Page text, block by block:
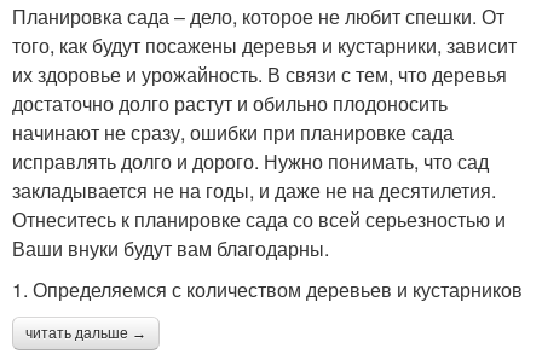
Планировка сада – дело, которое не любит спешки. От
того, как будут посажены деревья и кустарники, зависит
их здоровье и урожайность. В связи с тем, что деревья
достаточно долго растут и обильно плодоносить
начинают не сразу, ошибки при планировке сада
исправлять долго и дорого. Нужно понимать, что сад
закладывается не на годы, и даже не на десятилетия.
Отнеситесь к планировке сада со всей серьезностью и
Ваши внуки будут вам благодарны.
1. Определяемся с количеством деревьев и кустарников
читать дальше →